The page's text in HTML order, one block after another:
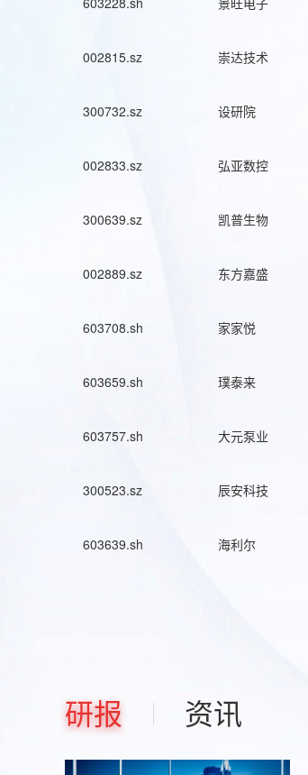
002815.sz 崇达技术
300732.sz 设研院
002833.sz 弘亚数控
300639.sz 凯普生物
002889.sz 东方嘉盛
603708.sh 家家悦
603659.sh 璞泰来
603757.sh 大元泵业
300523.sz 辰安科技
603639.sh 海利尔
研报 资讯